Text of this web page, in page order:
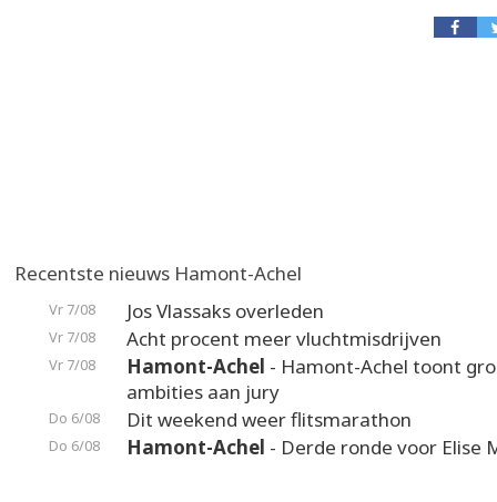
Recentste nieuws Hamont-Achel
Vr 7/08 Jos Vlassaks overleden
Vr 7/08 Acht procent meer vluchtmisdrijven
Vr 7/08 Hamont-Achel - Hamont-Achel toont
ambities aan jury
Do 6/08 Dit weekend weer flitsmarathon
Do 6/08 Hamont-Achel - Derde ronde voor Elise